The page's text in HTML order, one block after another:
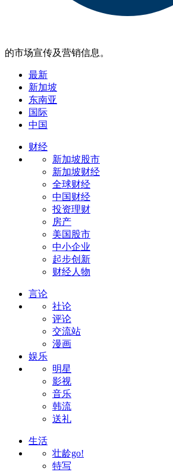
的市场宣传及营销信息。
最新
新加坡
东南亚
国际
中国
财经
新加坡股市
新加坡财经
全球财经
中国财经
投资理财
房产
美国股市
中小企业
起步创新
财经人物
言论
社论
评论
交流站
漫画
娱乐
明星
影视
音乐
韩流
送礼
生活
壮龄go!
特写